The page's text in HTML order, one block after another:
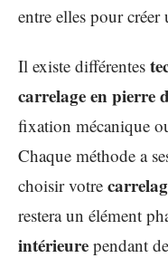
entre elles pour
Il existe différentes
carrelage en pierre
fixation mécanique
Chaque méthode a
choisir votre
restera un élément
intérieure pendant